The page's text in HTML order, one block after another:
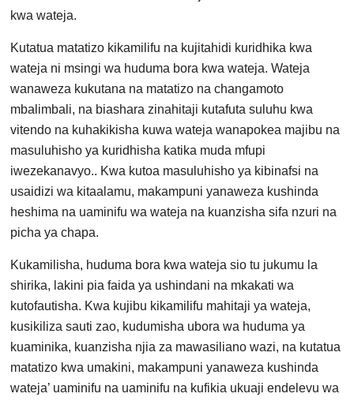
kwa wateja.
Kutatua matatizo kikamilifu na kujitahidi kuridhika kwa
wateja ni msingi wa huduma bora kwa wateja. Wateja
wanaweza kukutana na matatizo na changamoto
mbalimbali, na biashara zinahitaji kutafuta suluhu kwa
vitendo na kuhakikisha kuwa wateja wanapokea majibu na
masuluhisho ya kuridhisha katika muda mfupi
iwezekanavyo.. Kwa kutoa masuluhisho ya kibinafsi na
usaidizi wa kitaalamu, makampuni yanaweza kushinda
heshima na uaminifu wa wateja na kuanzisha sifa nzuri na
picha ya chapa.
Kukamilisha, huduma bora kwa wateja sio tu jukumu la
shirika, lakini pia faida ya ushindani na mkakati wa
kutofautisha. Kwa kujibu kikamilifu mahitaji ya wateja,
kusikiliza sauti zao, kudumisha ubora wa huduma ya
kuaminika, kuanzisha njia za mawasiliano wazi, na kutatua
matatizo kwa umakini, makampuni yanaweza kushinda
wateja’ uaminifu na uaminifu na kufikia ukuaji endelevu wa